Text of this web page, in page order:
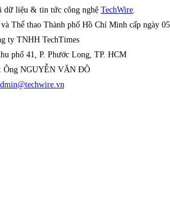
dữ liệu & tin tức công nghệ TechWire.
Thể thao Thành phố Hồ Chí Minh cấp ngày
ty TNHH TechTimes
phố 41, P. Phước Long, TP. HCM
Ông NGUYỄN VĂN ĐÔ